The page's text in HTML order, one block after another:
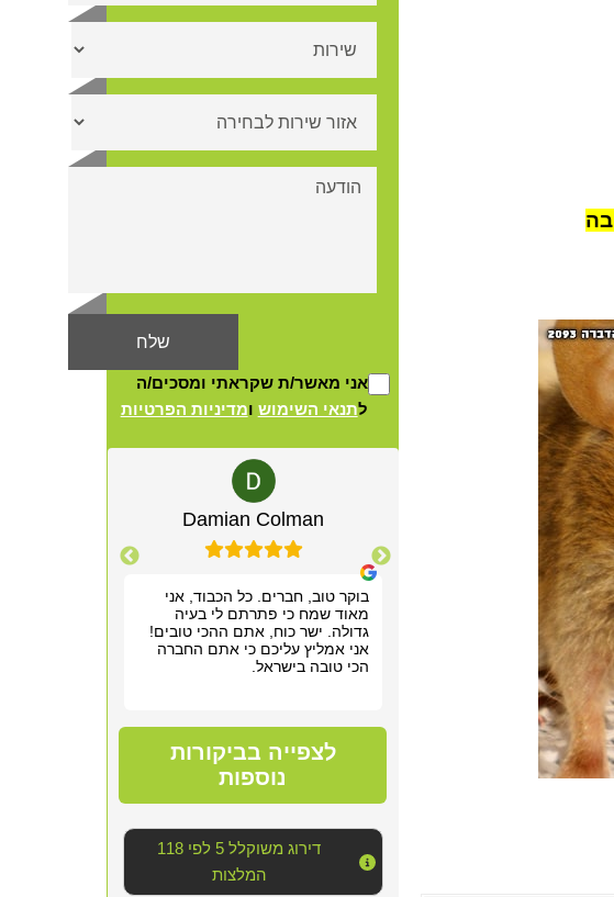
אני מאשר/ת שקראתי ומסכים/ה
לתנאי השימוש ומדיניות הפרטיות
Yisrael Woolf
על כל העזרה. התרשמנו מאוד
לויאני. הוא הגיע תוך שעה,
את העבודה מהר ונתן לנו
ברורים. כל הכבוד!
Damian Colman
בוקר טוב, חברים. כל הכבוד, אני
מאוד שמח כי פתרתם לי בעיה
גדולה. ישר כוח, אתם ההכי טובים!
אני אמליץ עליכם כי אתם החברה
הכי טובה בישראל.
לצפייה בביקורות
נוספות
דירוג משוקלל 5 לפי 118
המלצות